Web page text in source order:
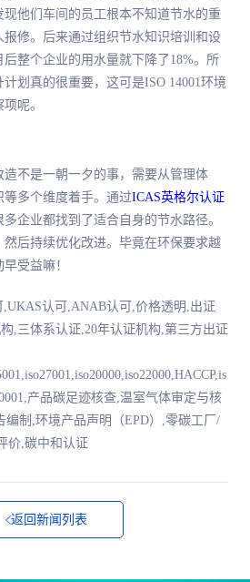
他们车间的员工根本不知道节水的重
修。后来通过组织节水知识培训和设
整个企业的用水量就下降了18%。所
划真的很重要，这可是ISO 14001环境
呢。
不是一朝一夕的事，需要从管理体
多个维度着手。通过ICAS英格尔认证
企业都找到了适合自身的节水路径。
后持续优化改进。毕竟在环保要求越
受益嘛！
认可,ANAB认可,价格透明,出证
,三体系认证,20年认证机构,第三方出证
产品碳足迹核查,温室气体审定与核
编制,环境产品声明（EPD）,零碳工厂/
价,碳中和认证
返回新闻列表